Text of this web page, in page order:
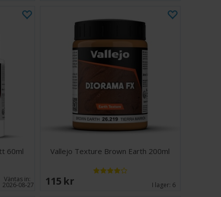
60ml
Väntas in:
2026-08-27
Vallejo Texture Brown Earth 200ml
115 SEK I lager: 6